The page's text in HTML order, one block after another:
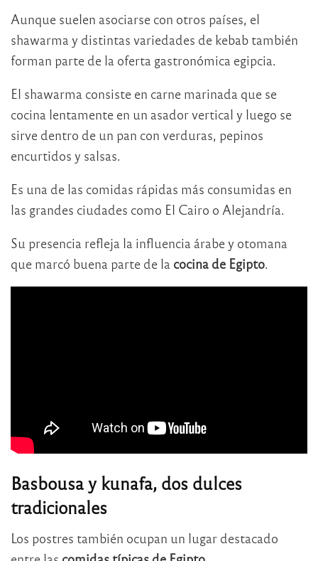
Aunque suelen asociarse con otros países, el
shawarma y distintas variedades de kebab también
forman parte de la oferta gastronómica egipcia.
El shawarma consiste en carne marinada que se
cocina lentamente en un asador vertical y luego se
sirve dentro de un pan con verduras, pepinos
encurtidos y salsas.
Es una de las comidas rápidas más consumidas en
las grandes ciudades como El Cairo o Alejandría.
Su presencia refleja la influencia árabe y otomana
que marcó buena parte de la cocina de Egipto.
Basbousa y kunafa, dos dulces
tradicionales
Los postres también ocupan un lugar destacado